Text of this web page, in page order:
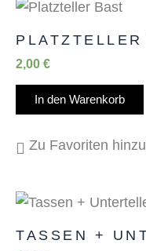
PLATZTELLER
2,00 €
In den Warenkorb
Zu Favoriten
TASSEN +